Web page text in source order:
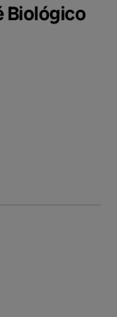
Biológico